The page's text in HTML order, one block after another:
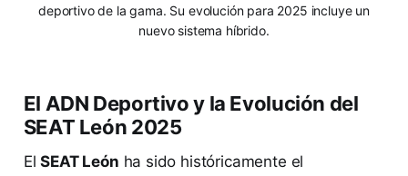
deportivo de la gama. Su evolución para 2025 incluye un
nuevo sistema híbrido.
El ADN Deportivo y la Evolución del
SEAT León 2025
ElSEAT León ha sido históricamente el